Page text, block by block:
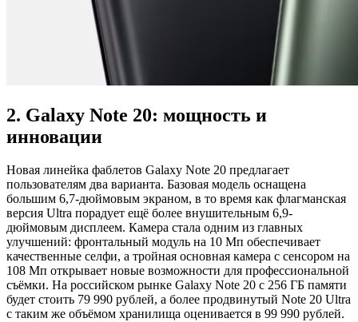
2. Galaxy Note 20: мощность и
инновации
Новая линейка фаблетов Galaxy Note 20 предлагает
пользователям два варианта. Базовая модель оснащена
большим 6,7-дюймовым экраном, в то время как флагманская
версия Ultra порадует ещё более внушительным 6,9-
дюймовым дисплеем. Камера стала одним из главных
улучшений: фронтальный модуль на 10 Мп обеспечивает
качественные селфи, а тройная основная камера с сенсором на
108 Мп открывает новые возможности для профессиональной
съёмки. На российском рынке Galaxy Note 20 с 256 ГБ памяти
будет стоить 79 990 рублей, а более продвинутый Note 20 Ultra
с таким же объёмом хранилища оценивается в 99 990 рублей.